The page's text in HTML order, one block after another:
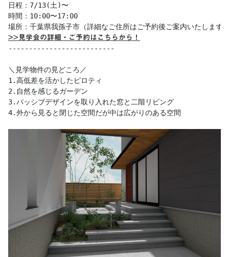
日程：7/13(土)〜
時間：10:00〜17:00
>>見学会の詳細・ご予約はこちらから！
--------------------------
＼見学物件の見どころ／
1.高低差を活かしたピロティ
2.自然を感じるガーデン
3.パッシブデザインを取り入れた窓と二階リビング
4.外から見ると閉じた空間だが中は広がりのある空間